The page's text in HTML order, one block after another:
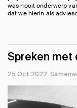
was nooit onderwerp
dat we hierin als
Spreken met
25 Oct 2022